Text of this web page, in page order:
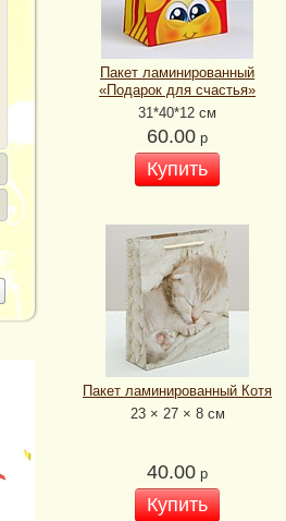
Пакет ламинированный
«Подарок для счастья»
31*40*12 см
60.00 р
Купить
Пакет ламинированный Котя
23 × 27 × 8 см
40.00 р
Купить